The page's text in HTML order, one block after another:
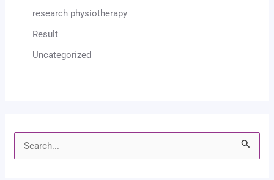
research physiotherapy
Result
Uncategorized